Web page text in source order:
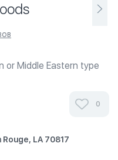
or Middle Eastern type
need, as well as some
0
LA 70817